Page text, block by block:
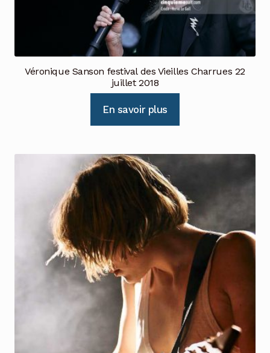
Véronique Sanson festival des Vieilles Charrues 22
juillet 2018
En savoir plus